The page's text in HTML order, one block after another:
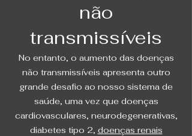
não
transmissíveis
No entanto, o aumento das doenças
não transmissíveis apresenta outro
grande desafio ao nosso sistema de
saúde, uma vez que doenças
cardiovasculares, neurodegenerativas,
diabetes tipo 2, doenças renais